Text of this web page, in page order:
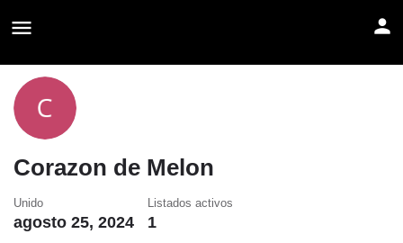
Corazon de Melon
Unido
agosto 25, 2024
Listados activos
1